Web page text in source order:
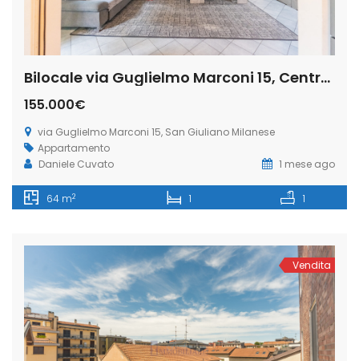
Bilocale via Guglielmo Marconi 15, Centro, San Giuliano Milanese (Rif. SGM90)
155.000€
via Guglielmo Marconi 15, San Giuliano Milanese
Appartamento
Daniele Cuvato
1 mese ago
64 m2 1 1
Vendita